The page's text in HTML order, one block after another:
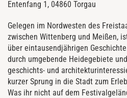
Entenfang 1, 04860 Torgau
Gelegen im Nordwesten des
zwischen Wittenberg und Meißen,
über eintausendjährigen
durch umgebende Heidegebiete
geschichts- und
kurzer Sprung in die Stadt zum
Was ihr nicht auf dem